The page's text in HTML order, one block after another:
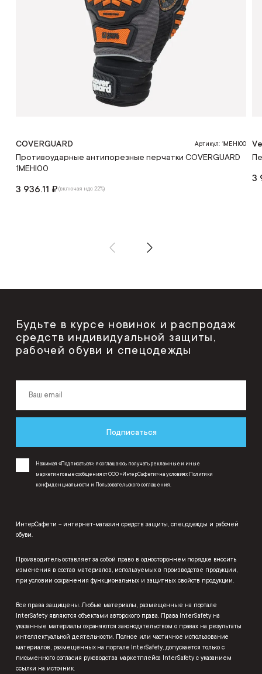
COVERGUARD Артикул: 1MEHI00
Противоударные антипорезные перчатки COVERGUARD
1MEHI00
3 936.11 ₽(включая ндс 22%)
3
Будьте в курсе новинок и распродаж
средств индивидуальной защиты,
рабочей обуви и спецодежды
Подписаться
Нажимая «Подписаться», я соглашаюсь получать рекламные и иные
маркетинговые сообщения от ООО «ИнтерСафети» на условиях Политики
конфиденциальности и Пользовательского соглашения.
ИнтерСафети – интернет-магазин средств защиты, спецодежды и рабочей
обуви.
Производитель оставляет за собой право в одностороннем порядке вносить
изменения в состав материалов, используемых в производстве продукции,
при условии сохранения функциональных и защитных свойств продукции.
Все права защищены. Любые материалы, размещенные на портале
InterSafety являются объектами авторского права. Права InterSafety на
указанные материалы охраняются законодательством о правах на результаты
интеллектуальной деятельности. Полное или частичное использование
материалов, размещенных на портале InterSafety, допускается только с
письменного согласия руководства маркетплейса InterSafety с указанием
ссылки на источник.